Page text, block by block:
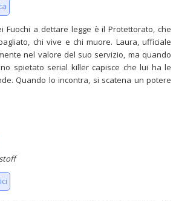
Fuochi a dettare legge è il Protettorato, che
chi vive e chi muore. Laura, ufficiale
nel valore del suo servizio, ma quando
spietato serial killer capisce che lui ha le
Quando lo incontra, si scatena un potere